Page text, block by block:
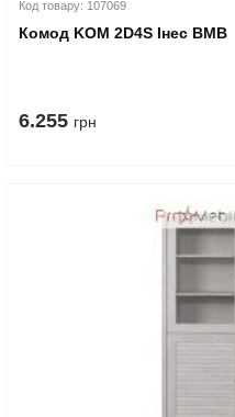
Код товару: 107069
Комод KOM 2D4S Інес ВМВ
6.255 грн